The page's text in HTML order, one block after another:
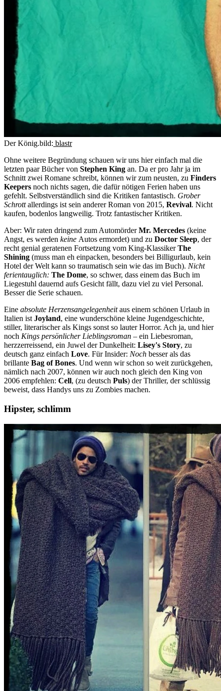
Der König.bild: blastr
Ohne weitere Begründung schauen wir uns hier einfach mal die
letzten paar Bücher von Stephen King an. Da er pro Jahr ja im
Schnitt zwei Romane schreibt, können wir zum neusten, zu Finders
Keepers noch nichts sagen, die dafür nötigen Ferien haben uns
gefehlt. Selbstverständlich sind die Kritiken fantastisch. Grober
Schrottallerdings ist sein anderer Roman von 2015, Revival. Nicht
kaufen, bodenlos langweilig. Trotz fantastischer Kritiken.
Aber: Wir raten dringend zum AutomörderMr. Mercedes (keine
Angst, es werden keine Autos ermordet) und zu Doctor Sleep, der
recht genial geratenen Fortsetzung vom King-KlassikerThe
Shining (muss man eh einpacken, besonders bei Billigurlaub, kein
Hotel der Welt kann so traumatisch sein wie das im Buch). Nicht
ferientauglich: The Dome, so schwer, dass einem das Buch im
Liegestuhl dauernd aufs Gesicht fällt, dazu viel zu viel Personal.
Besser die Serie schauen.
Eine absolute Herzensangelegenheitaus einem schönen Urlaub in
Italien ist Joyland, eine wunderschöne kleine Jugendgeschichte,
stiller, literarischer als Kings sonst so lauter Horror. Ach ja, und hier
noch Kings persönlicher Lieblingsroman – ein Liebesroman,
herzzerreissend, ein Juwel der Dunkelheit: Lisey's Story, zu
deutsch ganz einfach Love. Für Insider: Noch besser als das
brillante Bag of Bones. Und wenn wir schon so weit zurückgehen,
nämlich nach 2007, können wir auch noch gleich den King von
2006 empfehlen: Cell, (zu deutsch Puls) der Thriller, der schlüssig
beweist, dass Handys uns zu Zombies machen.
Hipster, schlimm